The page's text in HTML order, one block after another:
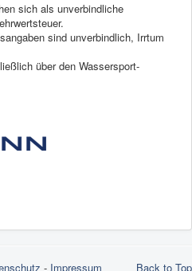
sich als unverbindliche
sind unverbindlich, Irrtum
über den Wassersport-
Back to Top
- Impressum